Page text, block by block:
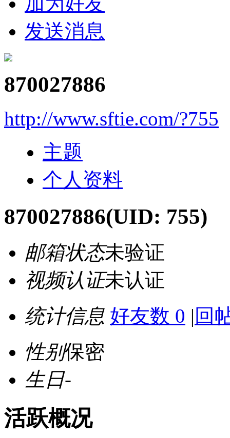
发送消息
870027886
http://www.sftie.com/?755
主题
个人资料
870027886(UID: 755)
邮箱状态未验证
视频认证未认证
统计信息 好友数 0 | 回
性别保密
生日-
活跃概况